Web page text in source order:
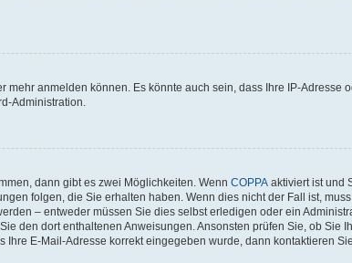
anmelden können. Es könnte auch sein, dass Ihre IP-Adresse
Administration.
dann gibt es zwei Möglichkeiten. Wenn COPPA aktiviert ist und
folgen, die Sie erhalten haben. Wenn dies nicht der Fall ist,
– entweder müssen Sie dies selbst erledigen oder ein
den dort enthaltenen Anweisungen. Ansonsten prüfen Sie, ob Sie
E-Mail-Adresse korrekt eingegeben wurde, dann kontaktieren